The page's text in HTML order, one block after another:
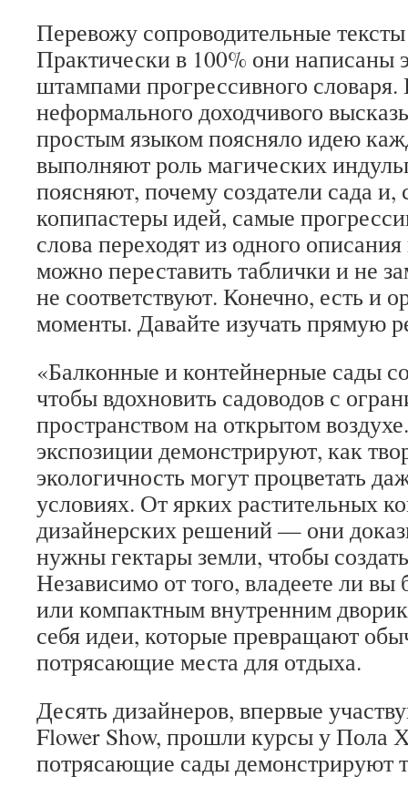
Перевожу сопроводительные
Практически в 100% они написаны
штампами прогрессивного словаря.
неформального доходчивого
простым языком поясняло идею
выполняют роль магических
поясняют, почему создатели сада и,
копипастеры идей, самые
слова переходят из одного
можно переставить таблички и не
не соответствуют. Конечно, есть и
моменты. Давайте изучать прямую
«Балконные и контейнерные сады
чтобы вдохновить садоводов с
пространством на открытом
экспозиции демонстрируют, как
экологичность могут процветать
условиях. От ярких растительных
дизайнерских решений — они
нужны гектары земли, чтобы
Независимо от того, владеете ли вы
или компактным внутренним
себя идеи, которые превращают
потрясающие места для отдыха.
Десять дизайнеров, впервые
Flower Show, прошли курсы у Пола
потрясающие сады демонстрируют